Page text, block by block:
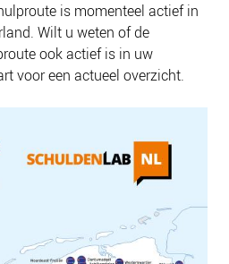
is momenteel actief in
Wilt u weten of de
ook actief is in uw
voor een actueel overzicht.